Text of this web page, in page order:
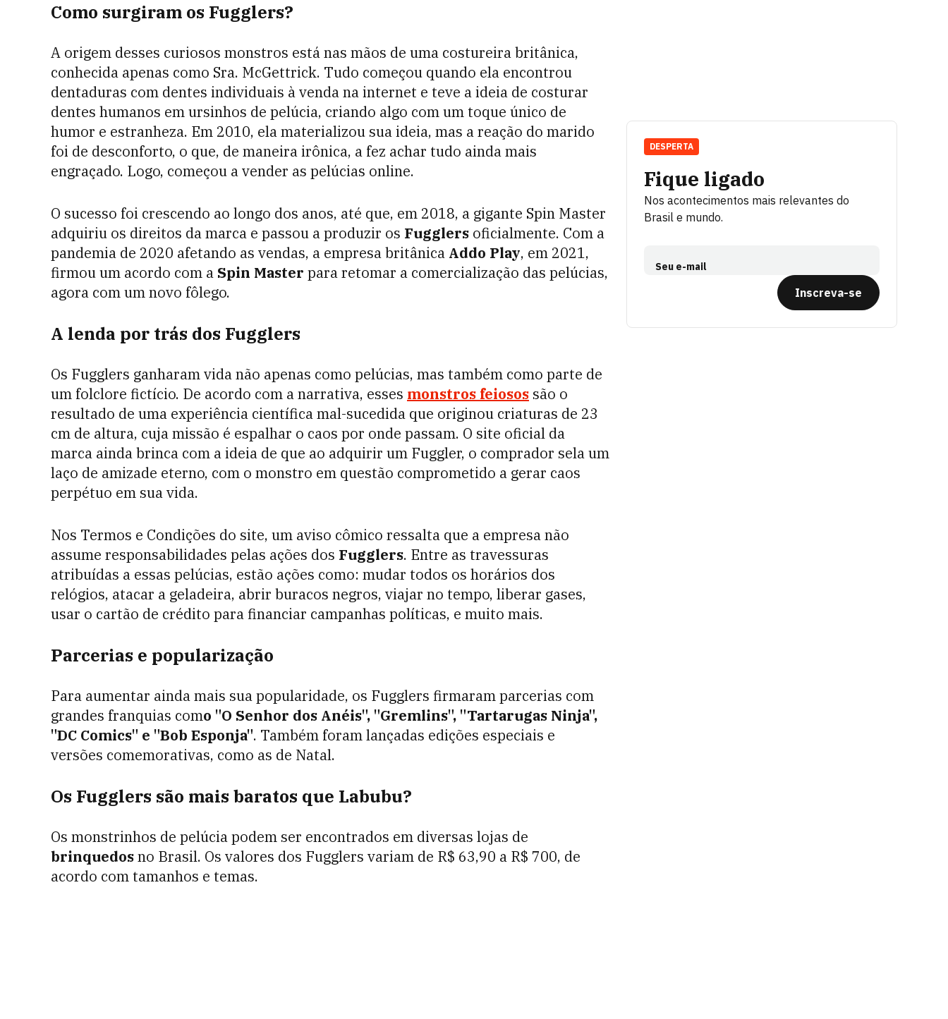
Como surgiram os Fugglers?
A origem desses curiosos monstros está nas mãos de uma costureira britânica,
conhecida apenas como Sra. McGettrick. Tudo começou quando ela encontrou
dentaduras com dentes individuais à venda na internet e teve a ideia de costurar
dentes humanos em ursinhos de pelúcia, criando algo com um toque único de
humor e estranheza. Em 2010, ela materializou sua ideia, mas a reação do marido
foi de desconforto, o que, de maneira irônica, a fez achar tudo ainda mais
engraçado. Logo, começou a vender as pelúcias online.
O sucesso foi crescendo ao longo dos anos, até que, em 2018, a gigante Spin Master
adquiriu os direitos da marca e passou a produzir os Fugglers oficialmente. Com a
pandemia de 2020 afetando as vendas, a empresa britânica Addo Play, em 2021,
firmou um acordo com a Spin Master para retomar a comercialização das pelúcias,
agora com um novo fôlego.
A lenda por trás dos Fugglers
Os Fugglers ganharam vida não apenas como pelúcias, mas também como parte de
um folclore fictício. De acordo com a narrativa, esses monstros feiosos são o
resultado de uma experiência científica mal-sucedida que originou criaturas de 23
cm de altura, cuja missão é espalhar o caos por onde passam. O site oficial da
marca ainda brinca com a ideia de que ao adquirir um Fuggler, o comprador sela um
laço de amizade eterno, com o monstro em questão comprometido a gerar caos
perpétuo em sua vida.
Nos Termos e Condições do site, um aviso cômico ressalta que a empresa não
assume responsabilidades pelas ações dos Fugglers. Entre as travessuras
atribuídas a essas pelúcias, estão ações como: mudar todos os horários dos
relógios, atacar a geladeira, abrir buracos negros, viajar no tempo, liberar gases,
usar o cartão de crédito para financiar campanhas políticas, e muito mais.
Parcerias e popularização
Para aumentar ainda mais sua popularidade, os Fugglers firmaram parcerias com
grandes franquias como "O Senhor dos Anéis", "Gremlins", "Tartarugas Ninja",
"DC Comics" e "Bob Esponja". Também foram lançadas edições especiais e
versões comemorativas, como as de Natal.
Os Fugglers são mais baratos que Labubu?
Os monstrinhos de pelúcia podem ser encontrados em diversas lojas de
brinquedosno Brasil. Os valores dos Fugglers variam de R$ 63,90 a R$ 700, de
acordo com tamanhos e temas.
Fique ligado
Nos acontecimentos mais relevantes do
Brasil e mundo.
Seu e-mail
Inscreva-se
DESPERTA